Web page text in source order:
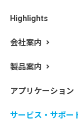
Highlights
会社案内
製品案内
アプリケーション
サービス・サポー
無機酸化物の第3
であることが知ら
酸化チタンはチタ
電子部品など身の